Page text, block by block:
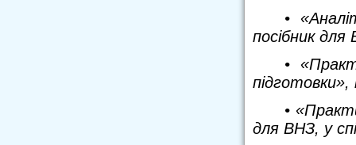
•
посібник
•
підготовки»,
•
для ВНЗ, у